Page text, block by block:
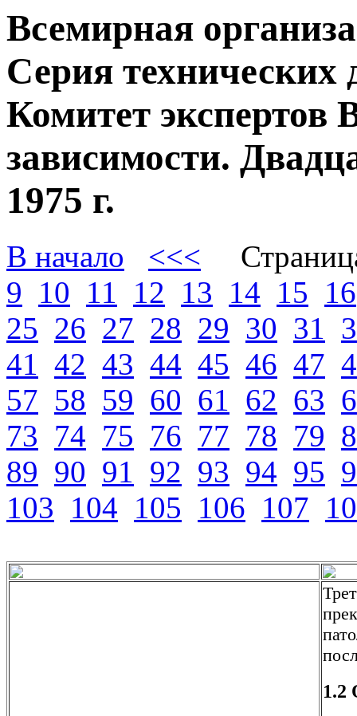
Всемирная
Серия
Комитет экспертов
зависимости.
1975 г.
В начало <<<
9 10 11 12 13 14 15 16
25 26 27 28 29 30 31
41 42 43 44 45 46 47
57 58 59 60 61 62 63
73 74 75 76 77 78 79
89 90 91 92 93 94 95
103 104 105 106 107
1.2